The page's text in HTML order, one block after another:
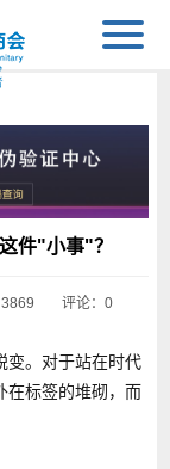
件"小事"？
评论：0
变。对于站在时代
在标签的堆砌，而